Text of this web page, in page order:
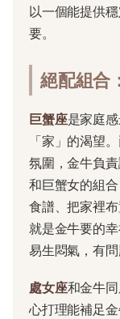
以一個能提供
要。
絕配組合
巨蟹座是家庭
「家」的渴望
氛圍，金牛負
和巨蟹女的組
食譜、把家裡
就是金牛要的
易生悶氣，有問
處女座和金牛
心打理能補足